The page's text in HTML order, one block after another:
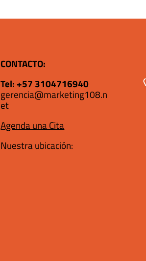
CONTACTO:
Tel: +57 3104716940
gerencia@marketing108.n
et
Agenda una Cita
Nuestra ubicación: